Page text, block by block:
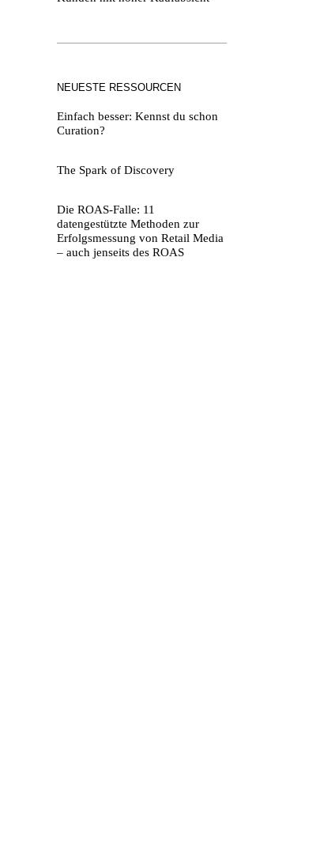
NEUESTE RESSOURCEN
Einfach besser: Kennst du schon
Curation?
The Spark of Discovery
Die ROAS-Falle: 11
datengestützte Methoden zur
Erfolgsmessung von Retail Media
– auch jenseits des ROAS